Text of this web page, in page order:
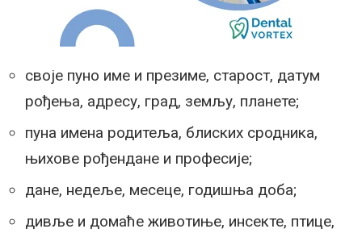
своје пуно име и презиме, старост, датум
рођења, адресу, град, земљу, планете;
пуна имена родитеља, блиских сродника,
њихове рођендане и професије;
дане, недеље, месеце, годишња доба;
дивље и домаће животиње, инсекте, птице,